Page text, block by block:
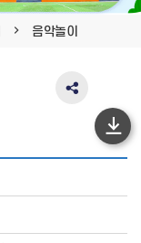
음악놀이
SNS
하
단
이